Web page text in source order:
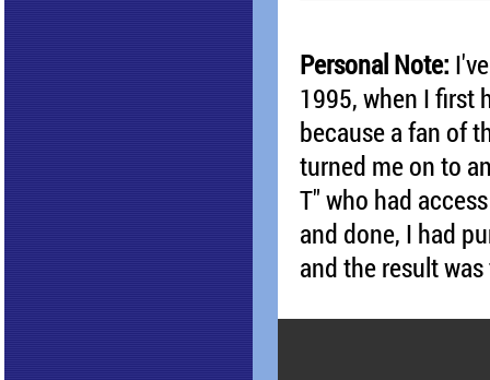
Personal Note:
1995, when I first
because a fan of
turned me on to
T" who had
and done, I had
and the result